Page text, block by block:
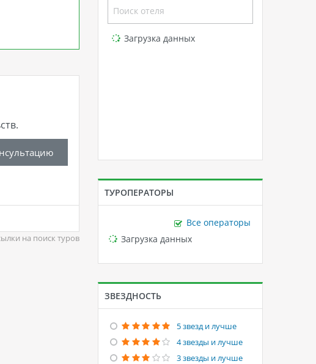
на поиск туров
Loading...
Загрузка данных
ТУРОПЕРАТОРЫ
Все операторы
Loading...
Загрузка данных
ЗВЕЗДНОСТЬ
5 звезд и лучше
4 звезды и лучше
3 звезды и лучше